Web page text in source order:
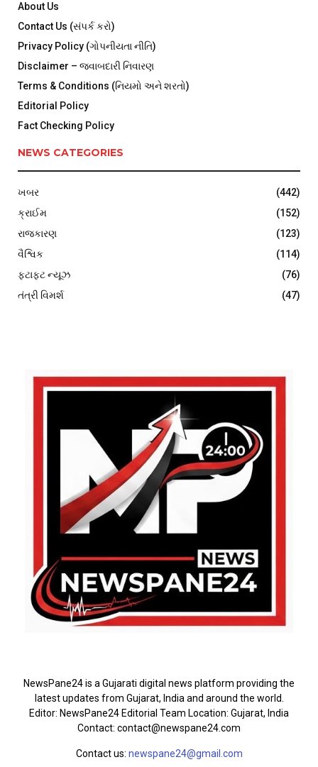
About Us
Contact Us (સંપર્ક કરો)
Privacy Policy (ગોપનીયતા નીતિ)
Disclaimer – જવાબદારી નિવારણ
Terms & Conditions (નિયમો અને શરતો)
Editorial Policy
Fact Checking Policy
NEWS CATEGORIES
ખબર
(442)
ક્રાઈમ
(152)
રાજકારણ
(123)
વૈશ્વિક
(114)
ફટાફટ ન્યૂઝ
(76)
તંત્રી વિમર્શ
(47)
NewsPane24 is a Gujarati digital news platform providing the
latest updates from Gujarat, India and around the world.
Editor: NewsPane24 Editorial Team Location: Gujarat, India
Contact: contact@newspane24.com
Contact us: newspane24@gmail.com